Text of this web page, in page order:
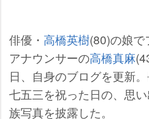
俳優・ 高橋英樹(80)の娘で
アナウンサーの高橋真麻
日、自身のブログを更新
七五三を祝った日の、思
族写真を披露した。